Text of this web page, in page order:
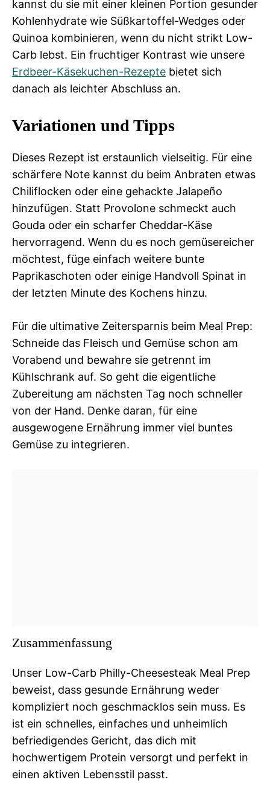
kannst du sie mit einer kleinen Portion gesunder
Kohlenhydrate wie Süßkartoffel-Wedges oder
Quinoa kombinieren, wenn du nicht strikt Low-
Carb lebst. Ein fruchtiger Kontrast wie unsere
Erdbeer-Käsekuchen-Rezepte bietet sich
danach als leichter Abschluss an.
Variationen und Tipps
Dieses Rezept ist erstaunlich vielseitig. Für eine
schärfere Note kannst du beim Anbraten etwas
Chiliflocken oder eine gehackte Jalapeño
hinzufügen. Statt Provolone schmeckt auch
Gouda oder ein scharfer Cheddar-Käse
hervorragend. Wenn du es noch gemüsereicher
möchtest, füge einfach weitere bunte
Paprikaschoten oder einige Handvoll Spinat in
der letzten Minute des Kochens hinzu.
Für die ultimative Zeitersparnis beim Meal Prep:
Schneide das Fleisch und Gemüse schon am
Vorabend und bewahre sie getrennt im
Kühlschrank auf. So geht die eigentliche
Zubereitung am nächsten Tag noch schneller
von der Hand. Denke daran, für eine
ausgewogene Ernährung immer viel buntes
Gemüse zu integrieren.
Zusammenfassung
Unser Low-Carb Philly-Cheesesteak Meal Prep
beweist, dass gesunde Ernährung weder
kompliziert noch geschmacklos sein muss. Es
ist ein schnelles, einfaches und unheimlich
befriedigendes Gericht, das dich mit
hochwertigem Protein versorgt und perfekt in
einen aktiven Lebensstil passt.